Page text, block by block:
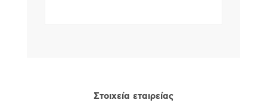
Στοιχεία εταιρείας